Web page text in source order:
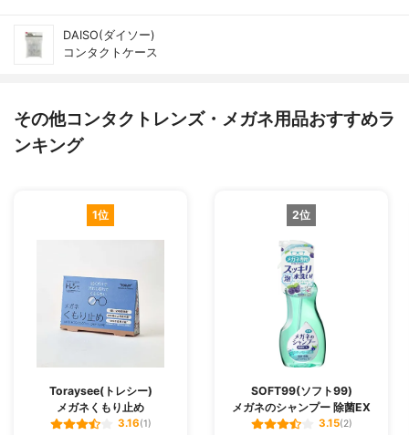
DAISO(ダイソー)
コンタクトケース
その他コンタクトレンズ・メガネ用品おすすめラ
ンキング
1位
Toraysee(トレシー)
メガネくもり止め
3.16(1)
2位
SOFT99(ソフト99)
メガネのシャンプー 除菌EX
3.15(2)